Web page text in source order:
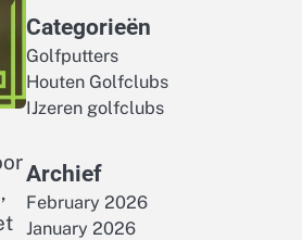
Categorieën
Golfputters
Houten Golfclubs
IJzeren golfclubs
Archief
February 2026
January 2026